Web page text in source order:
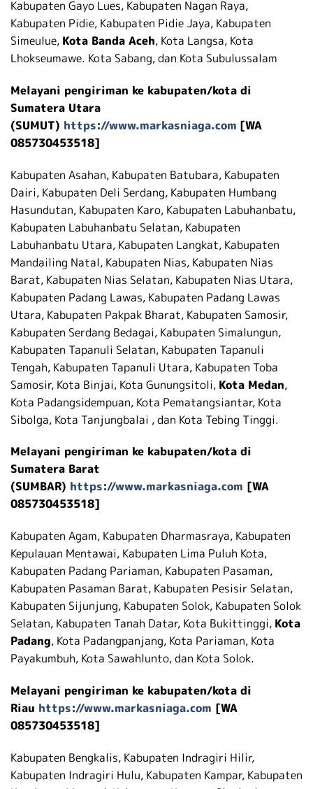
Kabupaten Gayo Lues, Kabupaten Nagan Raya,
Kabupaten Pidie, Kabupaten Pidie Jaya, Kabupaten
Simeulue, Kota Banda Aceh, Kota Langsa, Kota
Lhokseumawe. Kota Sabang, dan Kota Subulussalam
Melayani pengiriman ke kabupaten/kota di
Sumatera Utara
(SUMUT) https://www.markasniaga.com [WA
085730453518]
Kabupaten Asahan, Kabupaten Batubara, Kabupaten
Dairi, Kabupaten Deli Serdang, Kabupaten Humbang
Hasundutan, Kabupaten Karo, Kabupaten Labuhanbatu,
Kabupaten Labuhanbatu Selatan, Kabupaten
Labuhanbatu Utara, Kabupaten Langkat, Kabupaten
Mandailing Natal, Kabupaten Nias, Kabupaten Nias
Barat, Kabupaten Nias Selatan, Kabupaten Nias Utara,
Kabupaten Padang Lawas, Kabupaten Padang Lawas
Utara, Kabupaten Pakpak Bharat, Kabupaten Samosir,
Kabupaten Serdang Bedagai, Kabupaten Simalungun,
Kabupaten Tapanuli Selatan, Kabupaten Tapanuli
Tengah, Kabupaten Tapanuli Utara, Kabupaten Toba
Samosir, Kota Binjai, Kota Gunungsitoli, Kota Medan,
Kota Padangsidempuan, Kota Pematangsiantar, Kota
Sibolga, Kota Tanjungbalai , dan Kota Tebing Tinggi.
Melayani pengiriman ke kabupaten/kota di
Sumatera Barat
(SUMBAR) https://www.markasniaga.com [WA
085730453518]
Kabupaten Agam, Kabupaten Dharmasraya, Kabupaten
Kepulauan Mentawai, Kabupaten Lima Puluh Kota,
Kabupaten Padang Pariaman, Kabupaten Pasaman,
Kabupaten Pasaman Barat, Kabupaten Pesisir Selatan,
Kabupaten Sijunjung, Kabupaten Solok, Kabupaten Solok
Selatan, Kabupaten Tanah Datar, Kota Bukittinggi, Kota
Padang, Kota Padangpanjang, Kota Pariaman, Kota
Payakumbuh, Kota Sawahlunto, dan Kota Solok.
Melayani pengiriman ke kabupaten/kota di
Riau https://www.markasniaga.com [WA
085730453518]
Kabupaten Bengkalis, Kabupaten Indragiri Hilir,
Kabupaten Indragiri Hulu, Kabupaten Kampar, Kabupaten